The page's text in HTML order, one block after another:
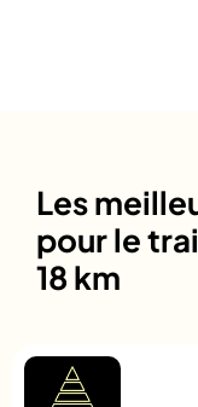
Les
pour le
18 km